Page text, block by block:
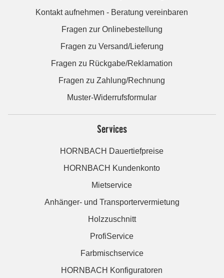
Kontakt aufnehmen - Beratung vereinbaren
Fragen zur Onlinebestellung
Fragen zu Versand/Lieferung
Fragen zu Rückgabe/Reklamation
Fragen zu Zahlung/Rechnung
Muster-Widerrufsformular
Services
HORNBACH Dauertiefpreise
HORNBACH Kundenkonto
Mietservice
Anhänger- und Transportervermietung
Holzzuschnitt
ProfiService
Farbmischservice
HORNBACH Konfiguratoren